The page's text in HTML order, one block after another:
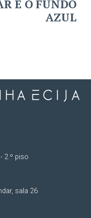
E O FUNDO
AZUL
2.º piso
sala 26